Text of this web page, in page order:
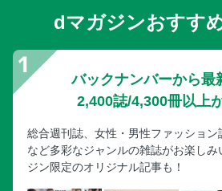
dマガジンおすす
バックナンバーから最
2,400誌/4,300冊以上
総合週刊誌、女性・男性ファッショ
など多彩なジャンルの雑誌がお楽し
ジン限定のオリジナル記事も！